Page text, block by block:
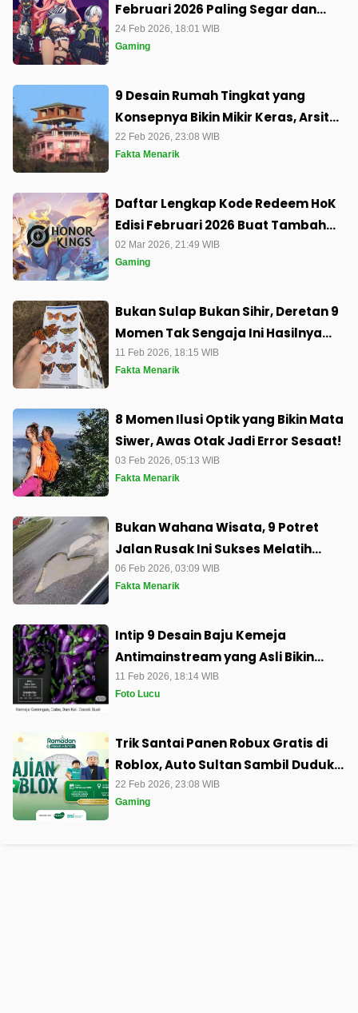
Februari 2026 Paling Segar dan
Cara Super Gampang Buat Klaim
24 Feb 2026, 18:01 WIB
Gaming
9 Desain Rumah Tingkat yang
Konsepnya Bikin Mikir Keras, Arsitek
Auto Bingung
22 Feb 2026, 23:08 WIB
Fakta Menarik
Daftar Lengkap Kode Redeem HoK
Edisi Februari 2026 Buat Tambah
Koleksi Kerenmu
02 Mar 2026, 21:49 WIB
Gaming
Bukan Sulap Bukan Sihir, Deretan 9
Momen Tak Sengaja Ini Hasilnya
Bikin Geleng Kepala
11 Feb 2026, 18:15 WIB
Fakta Menarik
8 Momen Ilusi Optik yang Bikin Mata
Siwer, Awas Otak Jadi Error Sesaat!
03 Feb 2026, 05:13 WIB
Fakta Menarik
Bukan Wahana Wisata, 9 Potret
Jalan Rusak Ini Sukses Melatih
Kesabaran Tingkat Dewa
06 Feb 2026, 03:09 WIB
Fakta Menarik
Intip 9 Desain Baju Kemeja
Antimainstream yang Asli Bikin
Geleng Kepala
11 Feb 2026, 18:14 WIB
Foto Lucu
Trik Santai Panen Robux Gratis di
Roblox, Auto Sultan Sambil Duduk
Manis Dengerin Kajian Ramadan
22 Feb 2026, 23:08 WIB
Gaming